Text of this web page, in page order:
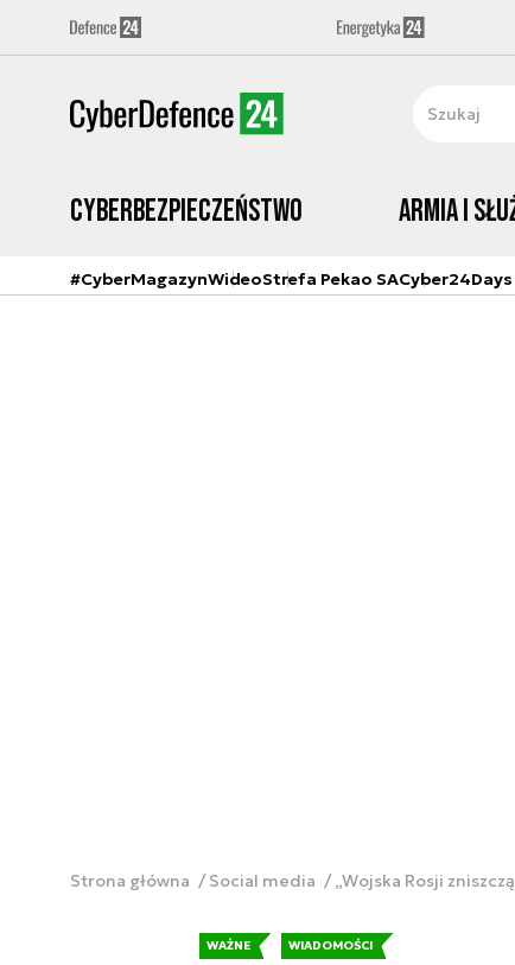
Cyberbezpieczeństwo Armia i
#CyberMagazynWideoStrefa Pekao SA
Strona główna Social media „Wojska Rosji
WAŻNE WIADOMOŚCI